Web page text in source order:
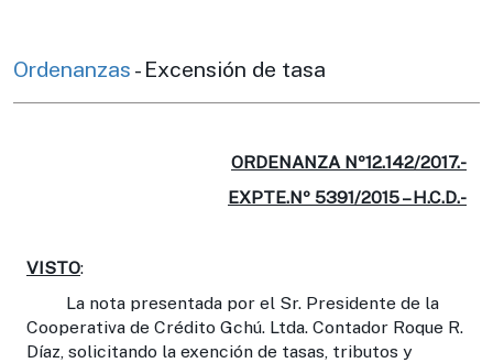
t
o
Ordenanzas - Excensión de tasa
ORDENANZA Nº12.142/2017.-
EXPTE.Nº 5391/2015 – H.C.D.-
VISTO:
La nota presentada por el Sr. Presidente de la
Cooperativa de Crédito Gchú. Ltda. Contador Roque R.
Díaz, solicitando la exención de tasas, tributos y